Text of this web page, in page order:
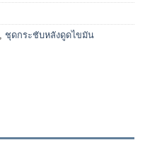
ชุดกระชับหลังดูดไขมัน